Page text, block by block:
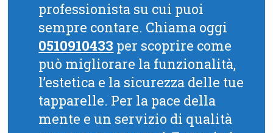
professionista su cui puoi
sempre contare. Chiama oggi
0510910433 per scoprire come
può migliorare la funzionalità,
l’estetica e la sicurezza delle tue
tapparelle. Per la pace della
mente e un servizio di qualità